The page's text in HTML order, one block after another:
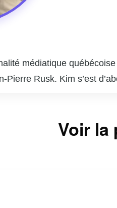
médiatique
Pierre Rusk. Kim s’est
comme CKOI etVoir la